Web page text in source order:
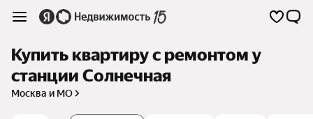
Купить квартиру с ремонтом у
станции Солнечная
Москва и МО